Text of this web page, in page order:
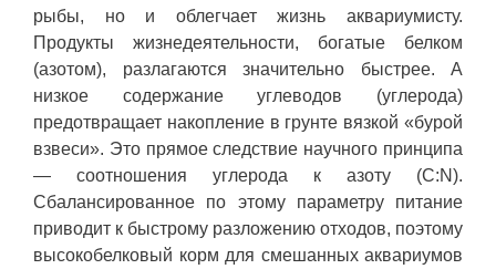
рыбы, но и облегчает жизнь аквариумисту.
Продукты жизнедеятельности, богатые белком
(азотом), разлагаются значительно быстрее. А
низкое содержание углеводов (углерода)
предотвращает накопление в грунте вязкой «бурой
взвеси». Это прямое следствие научного принципа
— соотношения углерода к азоту (C:N).
Сбалансированное по этому параметру питание
приводит к быстрому разложению отходов, поэтому
высокобелковый корм для смешанных аквариумов